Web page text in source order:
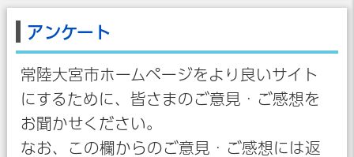
アンケート
常陸大宮市ホームページをより良いサイト
にするために、皆さまのご意見・ご感想を
お聞かせください。
なお、この欄からのご意見・ご感想には返